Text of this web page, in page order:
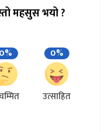
महसुस भयो ?
0% 0%
उत्साहित